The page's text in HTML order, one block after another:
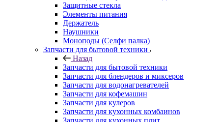
Элементы питания
Держатель
Наушники
Моноподы (Селфи палка)
Запчасти для бытовой техники
Назад
Запчасти для бытовой техники
Запчасти для блендеров и миксеров
Запчасти для водонагревателей
Запчасти для кофемашин
Запчасти для кулеров
Запчасти для кухонных комбаинов
Запчасти для кухонных плит